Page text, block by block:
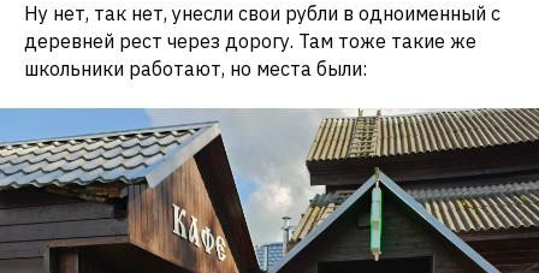
Ну нет, так нет, унесли свои рубли в одноименный с
деревней рест через дорогу. Там тоже такие же
школьники работают, но места были: